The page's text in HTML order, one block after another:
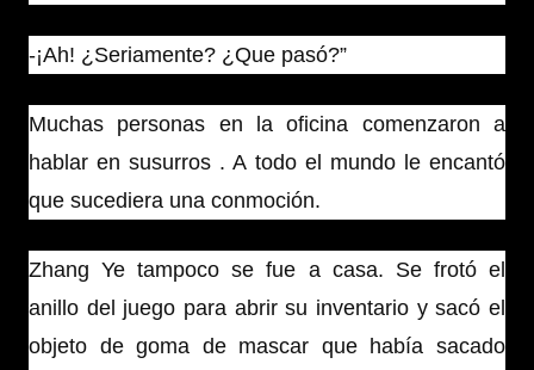
-¡Ah! ¿Seriamente? ¿Que pasó?”
Muchas personas en la oficina comenzaron a
hablar en susurros . A todo el mundo le encantó
que sucediera una conmoción.
Zhang Ye tampoco se fue a casa. Se frotó el
anillo del juego para abrir su inventario y sacó el
objeto de goma de mascar que había sacado